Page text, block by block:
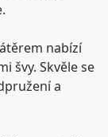
nabízí
švy. Skvěle se
a